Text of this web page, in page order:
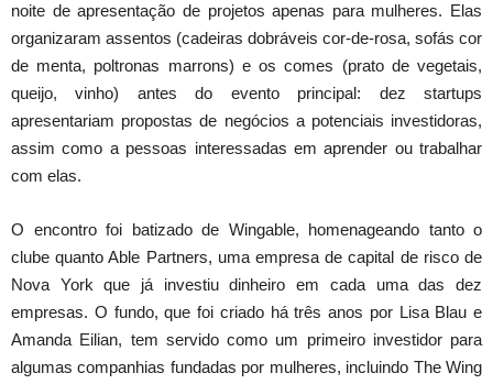
noite de apresentação de projetos apenas para mulheres. Elas
organizaram assentos (cadeiras dobráveis cor-de-rosa, sofás cor
de menta, poltronas marrons) e os comes (prato de vegetais,
queijo, vinho) antes do evento principal: dez startups
apresentariam propostas de negócios a potenciais investidoras,
assim como a pessoas interessadas em aprender ou trabalhar
com elas.
O encontro foi batizado de Wingable, homenageando tanto o
clube quanto Able Partners, uma empresa de capital de risco de
Nova York que já investiu dinheiro em cada uma das dez
empresas. O fundo, que foi criado há três anos por Lisa Blau e
Amanda Eilian, tem servido como um primeiro investidor para
algumas companhias fundadas por mulheres, incluindo The Wing